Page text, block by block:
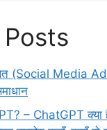
लत (Social Media
– ChatGPT क्या